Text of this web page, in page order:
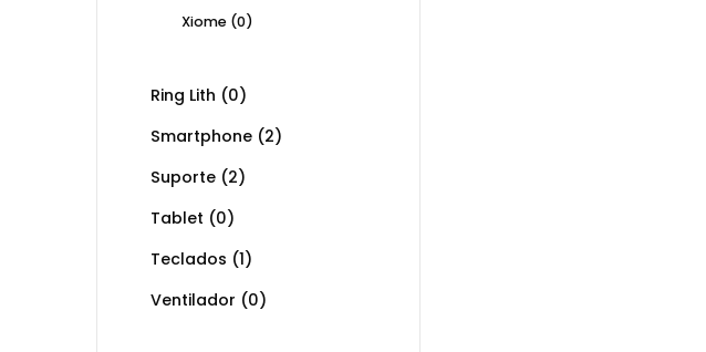
Xiome (0)
Ring Lith (0)
Smartphone (2)
Suporte (2)
Tablet (0)
Teclados (1)
Ventilador (0)